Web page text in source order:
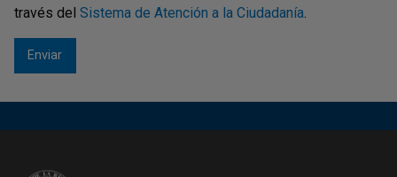
través del Sistema de Atención a la Ciudadanía.